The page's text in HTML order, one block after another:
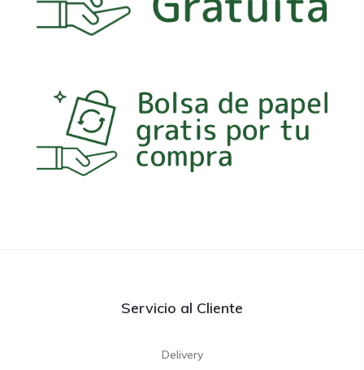
Servicio al Cliente
Delivery